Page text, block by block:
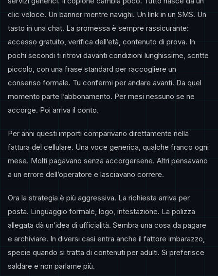
clic veloce. Un banner mentre navighi. Un link in un SMS. Un
tasto in una chat. La promessa è sempre rassicurante:
accesso gratuito, verifica dell’età, contenuto di prova. In
pochi secondi ti ritrovi davanti condizioni lunghissime, scritte
piccolo, con una frase standard per raccogliere un
consenso formale. Tu confermi per andare avanti. Da quel
momento parte l’abbonamento. Per mesi nessuno se ne
accorge. Poi arriva il conto.
Per anni questi importi comparivano direttamente nella
fattura del cellulare. Una voce generica, qualche franco ogni
mese. Molti pagavano senza accorgersene. Altri pensavano
a un errore dell’operatore e lasciavano correre.
Ora la strategia è più aggressiva. La richiesta arriva per
posta. Linguaggio formale, logo, intestazione. La polizza
allegata dà un’idea di ufficialità. Sembra una cosa da pagare
e archiviare. In diversi casi entra anche il fattore imbarazzo,
specie quando si tratta di contenuti per adulti. Si preferisce
saldare e non parlarne più.